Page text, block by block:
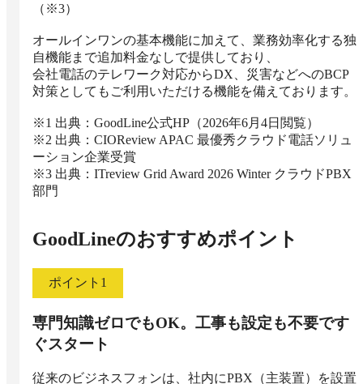
（※3）
オールインワンの基本機能に加えて、業務効率化する独
自機能まで追加料金なしで提供しており、
会社電話のテレワーク対応からDX、災害などへのBCP
対策としてもご利用いただける機能を備えております。
※1 出典：GoodLine公式HP（2026年6月4日閲覧）
※2 出典：CIOReview APAC 最優秀クラウド電話ソリュ
ーション企業受賞
※3 出典：ITreview Grid Award 2026 Winter クラウドPBX
部門
GoodLineのおすすめポイント
ポイント 1
専門知識ゼロでもOK。工事も設定も不要です
ぐスタート
従来のビジネスフォンは、社内にPBX（主装置）を設置